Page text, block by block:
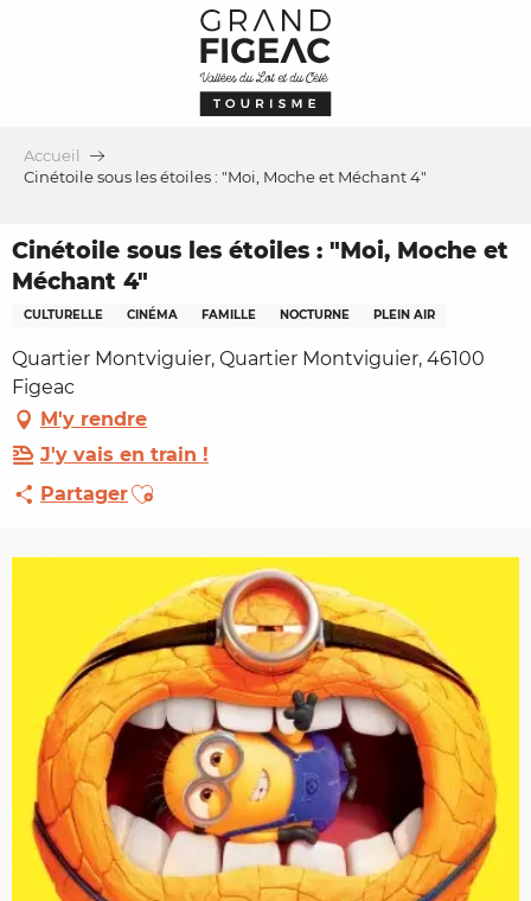
Accueil
Cinétoile sous les étoiles : "Moi, Moche et Méchant 4"
Cinétoile sous les étoiles : "Moi, Moche et
Méchant 4"
CULTURELLE CINÉMA FAMILLE NOCTURNE PLEIN AIR
Quartier Montviguier, Quartier Montviguier, 46100
Figeac
M'y rendre
J'y vais en train !
PartagerAjouter aux favoris